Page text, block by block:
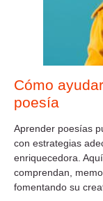
Cómo
poesía
Aprender poesías
con estrategias
enriquecedora.
comprendan,
fomentando su